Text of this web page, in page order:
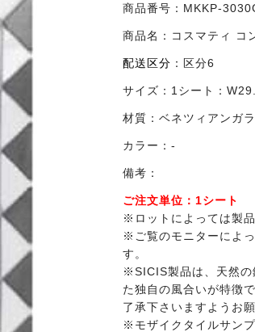
商品番号： MKKP-
商品名： コスマティ コ
配送区分 ： 区分6
サイズ： 1シート：
材質： ベネツィアンガ
カラー： -
備考：
ご注文単位：1シート
※ロットによっては製
※ご覧のモニターによ
す。
※SICIS製品は、天然の
た独自の風合いが特徴
了承下さいますようお
※モザイクタイルサン